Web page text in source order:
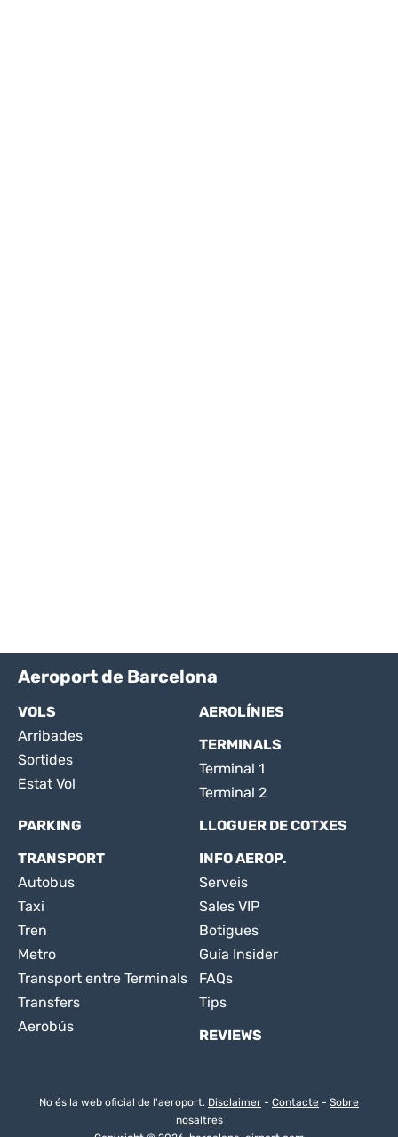
Aeroport de Barcelona
VOLS
Arribades
Sortides
Estat Vol
AEROLÍNIES
TERMINALS
Terminal 1
Terminal 2
PARKING
LLOGUER DE COTXES
TRANSPORT
Autobus
Taxi
Tren
Metro
Transport entre Terminals
Transfers
Aerobús
INFO AEROP.
Serveis
Sales VIP
Botigues
Guía Insider
FAQs
Tips
REVIEWS
No és la web oficial de l'aeroport. Disclaimer - Contacte - Sobre
nosaltres